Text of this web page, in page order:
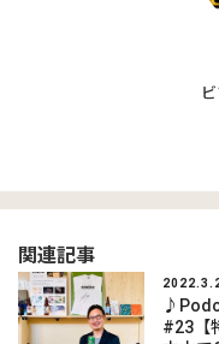
関連記事
#23【